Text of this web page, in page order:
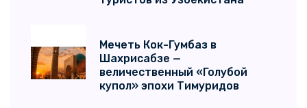
Мечеть Кок-Гумбаз в
Шахрисабзе —
величественный «Голубой
купол» эпохи Тимуридов